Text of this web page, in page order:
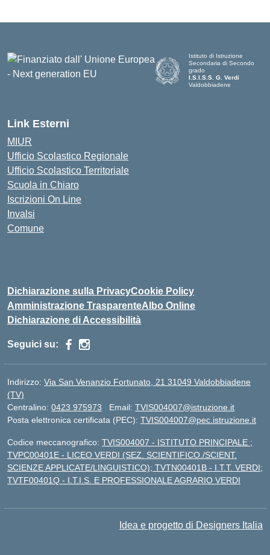
Istituto di Istruzione
Secondaria di Secondo
grado
I.S.I.S.S. G. Verdi
Valdobbiadene
Link Esterni
MIUR
Ufficio Scolastico Regionale
Ufficio Scolastico Territoriale
Scuola in Chiaro
Iscrizioni On Line
Invalsi
Comune
Dichiarazione sulla PrivacyCookie Policy
Amministrazione TrasparenteAlbo Online
Dichiarazione di Accessibilità
Seguici su:
Indirizzo: Via San Venanzio Fortunato, 21 31049 Valdobbiadene
(TV)
Centralino: 0423 975973 Email: TVIS004007@istruzione.it
Posta elettronica certificata (PEC): TVIS004007@pec.istruzione.it
Codice meccanografico: TVIS004007 - ISTITUTO PRINCIPALE ;
TVPC00401E - LICEO VERDI (SEZ. SCIENTIFICO./SCIENT.
SCIENZE APPLICATE/LINGUISTICO); TVTN00401B - I.T.T. VERDI;
TVTF00401Q - I.T.I.S. E PROFESSIONALE AGRARIO VERDI
Idea e progetto di Designers Italia